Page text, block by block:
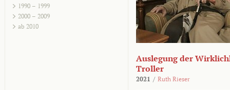
1990 – 1999
2000 – 2009
ab 2010
Auslegung der
Troller
2021 / Ruth Rieser